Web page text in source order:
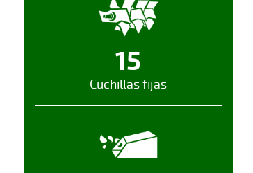
15
Cuchillas fijas